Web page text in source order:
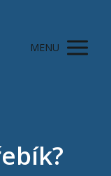
MENU